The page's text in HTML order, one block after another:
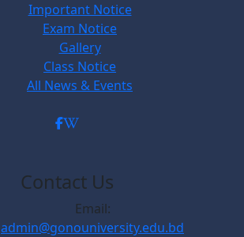
Important Notice
Exam Notice
Gallery
Class Notice
All News & Events
Contact Us
Email:
admin@gonouniversity.edu.bd